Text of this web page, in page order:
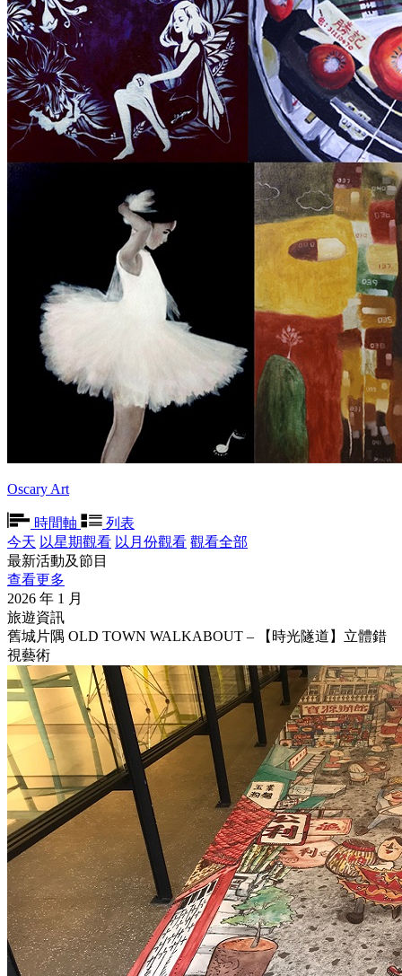
Oscary Art
時間軸
列表
今天 以星期觀看 以月份觀看 觀看全部
最新活動及節目
查看更多
2026 年 1 月
旅遊資訊
舊城片隅 OLD TOWN WALKABOUT – 【時光隧道】立體錯
視藝術